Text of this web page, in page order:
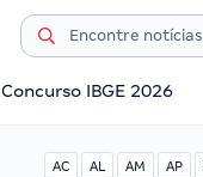
Concurso IBGE 2026
AC AL AM AP